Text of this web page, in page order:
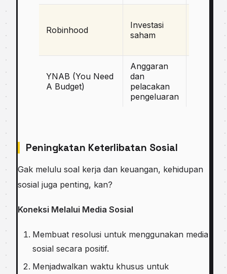
Robinhood
Investasi
saham
Tanpa
pertama
YNAB (You Need
A Budget)
Anggaran
dan
pelacakan
pengeluaran
yang
Peningkatan Keterlibatan Sosial
Gak melulu soal kerja dan keuangan, kehidupan
sosial juga penting, kan?
Koneksi Melalui Media Sosial
Membuat resolusi untuk menggunakan media
sosial secara positif.
Menjadwalkan waktu khusus untuk